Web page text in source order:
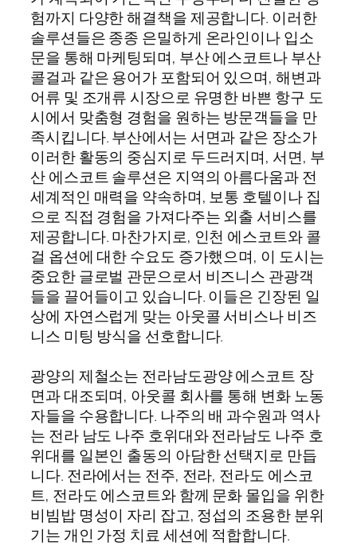
험까지 다양한 해결책을 제공합니다. 이러한
솔루션들은 종종 은밀하게 온라인이나 입소
문을 통해 마케팅되며, 부산 에스코트나 부산
콜걸과 같은 용어가 포함되어 있으며, 해변과
어류 및 조개류 시장으로 유명한 바쁜 항구 도
시에서 맞춤형 경험을 원하는 방문객들을 만
족시킵니다. 부산에서는 서면과 같은 장소가
이러한 활동의 중심지로 두드러지며, 서면, 부
산 에스코트 솔루션은 지역의 아름다움과 전
세계적인 매력을 약속하며, 보통 호텔이나 집
으로 직접 경험을 가져다주는 외출 서비스를
제공합니다. 마찬가지로, 인천 에스코트와 콜
걸 옵션에 대한 수요도 증가했으며, 이 도시는
중요한 글로벌 관문으로서 비즈니스 관광객
들을 끌어들이고 있습니다. 이들은 긴장된 일
상에 자연스럽게 맞는 아웃콜 서비스나 비즈
니스 미팅 방식을 선호합니다.
광양의 제철소는 전라남도광양 에스코트 장
면과 대조되며, 아웃콜 회사를 통해 변화 노동
자들을 수용합니다. 나주의 배 과수원과 역사
는 전라 남도 나주 호위대와 전라남도 나주 호
위대를 일본인 출동의 아담한 선택지로 만듭
니다. 전라에서는 전주, 전라, 전라도 에스코
트, 전라도 에스코트와 함께 문화 몰입을 위한
비빔밥 명성이 자리 잡고, 정섭의 조용한 분위
기는 개인 가정 치료 세션에 적합합니다.